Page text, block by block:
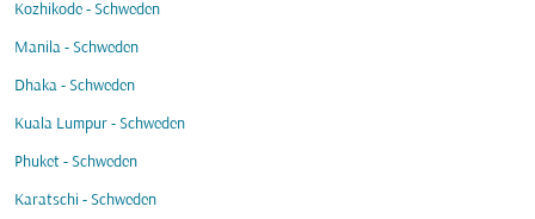
Kozhikode - Schweden
Manila - Schweden
Dhaka - Schweden
Kuala Lumpur - Schweden
Phuket - Schweden
Karatschi - Schweden